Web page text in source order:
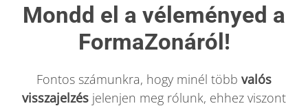
Bérletek
Squash
Mondd el a véleményed a
FormaZonáról!
Fontos számunkra, hogy minél több valós
visszajelzés jelenjen meg rólunk, ehhez viszont